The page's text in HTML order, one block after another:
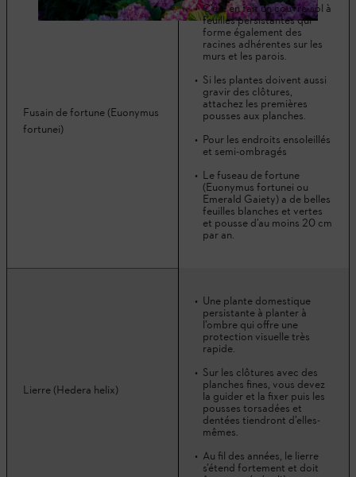
Fusain de fortune (Euonymus
fortunei)
C’est en fait un couvre-sol à
feuilles persistantes qui
forme également des
racines adhérentes sur les
murs et les parois.
Si les plantes doivent aussi
gravir des clôtures,
attachez les premières
pousses aux planches.
Pour les endroits ensoleillés
et semi-ombragés
Le fuseau de fortune
(Euonymus fortunei ou
Emerald Gaiety) a de belles
feuilles blanches et vertes
et pousse d’au moins 20 cm
par an.
Lierre (Hedera helix)
Une plante domestique
persistante à planter à
l’ombre qui offre une
protection visuelle très
rapide.
Sur les clôtures avec des
planches fines, vous devez
la guider et la fixer puis les
pousses torsadées et
dentées tiendront d’elles-
mêmes.
Au fil des années, le lierre
s’étend fortement et doit